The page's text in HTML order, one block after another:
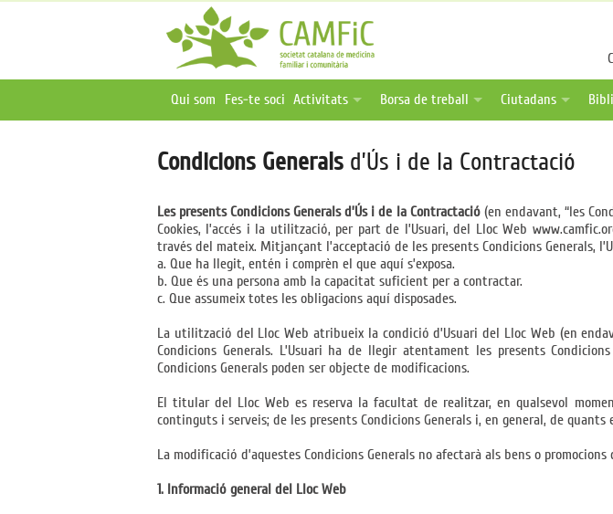
Qui som Fes-te soci Activitats
Activitats online i a distància
Borsa de treball
Publica una oferta
Ciutadans
Associacions de
Condicions Generals d’Ús i de la Contractació
Les presents Condicions Generals d’Ús i de la Contractació(en endavant, “les
Cookies, l’accés i la utilització, per part de l’Usuari, del Lloc Web
través del mateix. Mitjançant l’acceptació de les presents Condicions Generals,
a. Que ha llegit, entén i comprèn el que aquí s’exposa.
b. Que és una persona amb la capacitat suficient per a contractar.
c. Que assumeix totes les obligacions aquí disposades.
La utilització del Lloc Web atribueix la condició d’Usuari del Lloc Web (en
Condicions Generals. L’Usuari ha de llegir atentament les presents
Condicions Generals poden ser objecte de modificacions.
El titular del Lloc Web es reserva la facultat de realitzar, en qualsevol
continguts i serveis; de les presents Condicions Generals i, en general, de
La modificació d’aquestes Condicions Generals no afectarà als bens o
1. Informació general del Lloc Web